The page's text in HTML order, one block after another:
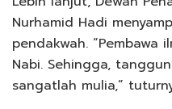
Nurhamid Hadi
pendakwah. “Pembawa
Nabi. Sehingga,
sangatlah mulia,”